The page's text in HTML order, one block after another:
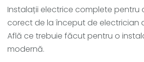
Instalații electrice complete pentru
corect de la început de electrician
Află ce trebuie făcut pentru o
modernă.